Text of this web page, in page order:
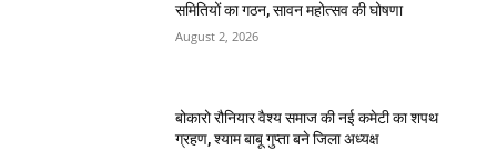
समितियों का गठन, सावन महोत्सव की घोषणा
August 2, 2026
बोकारो रौनियार वैश्य समाज की नई कमेटी का शपथ
ग्रहण, श्याम बाबू गुप्ता बने जिला अध्यक्ष